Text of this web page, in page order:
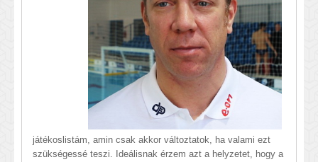
játékoslistám, amin csak akkor változtatok, ha valami ezt
szükségessé teszi. Ideálisnak érzem azt a helyzetet, hogy a